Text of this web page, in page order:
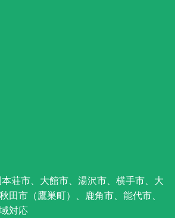
荘市、大館市、湯沢市、横手市、大
田市（鷹巣町）、鹿角市、能代市、
対応